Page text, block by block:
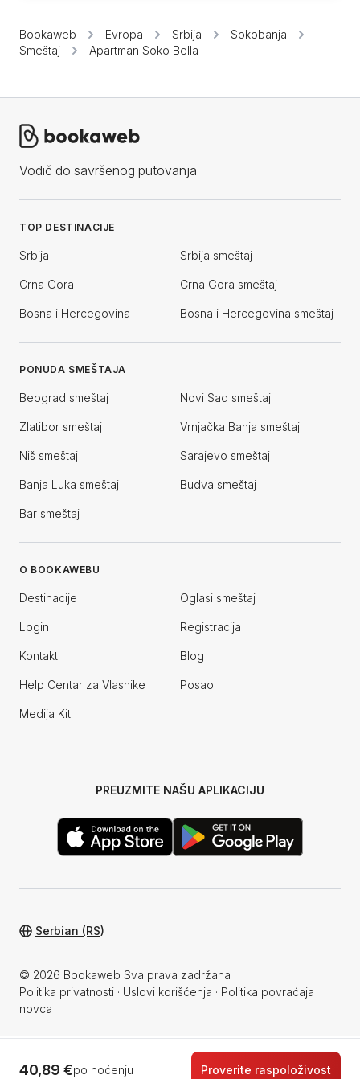
Bookaweb Evropa Srbija
Sokobanja
Smeštaj
Apartman Soko Bella
40,89 €po noćenju Proverite raspoloživost
Vodič do savršenog putovanja
TOP DESTINACIJE
Srbija Srbija smeštaj
Crna Gora Crna Gora smeštaj
Bosna i Hercegovina Bosna i Hercegovina smeštaj
PONUDA SMEŠTAJA
Beograd smeštaj Novi Sad smeštaj
Zlatibor smeštaj Vrnjačka Banja smeštaj
Niš smeštaj Sarajevo smeštaj
Banja Luka smeštaj Budva smeštaj
Bar smeštaj
O BOOKAWEBU
Destinacije Oglasi smeštaj
Login Registracija
Kontakt Blog
Help Centar za Vlasnike Posao
Medija Kit
PREUZMITE NAŠU APLIKACIJU
© 2026 Bookaweb Sva prava zadržana
Politika privatnosti · Uslovi korišćenja · Politika povraćaja
novca
Serbian (RS)